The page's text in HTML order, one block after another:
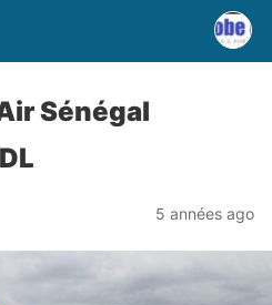
Sénégal
5 années ago